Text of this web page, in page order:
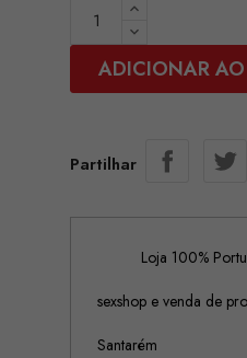
ADICIONAR
Partilhar
Loja 100%
sexshop e venda de
Santarém